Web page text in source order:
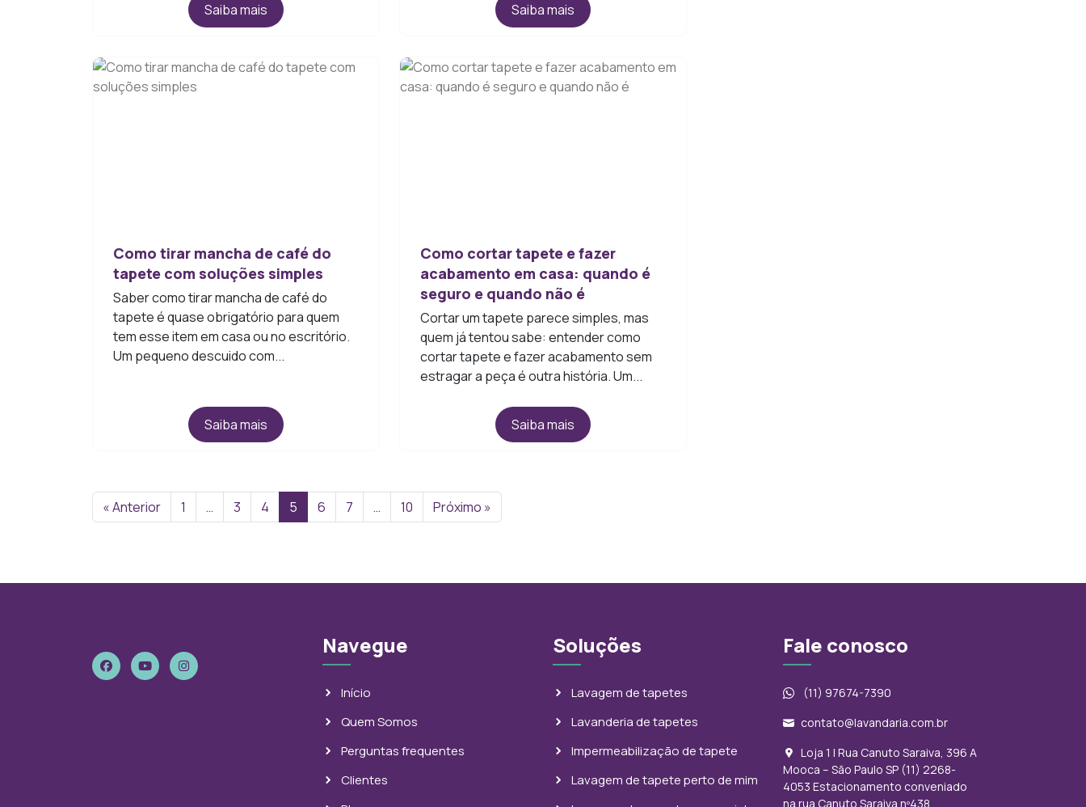
Saiba mais Saiba mais
Como tirar mancha de café do
tapete com soluções simples
Saber como tirar mancha de café do
tapete é quase obrigatório para quem
tem esse item em casa ou no escritório.
Um pequeno descuido com...
Saiba mais
Como cortar tapete e fazer
acabamento em casa: quando é
seguro e quando não é
Cortar um tapete parece simples, mas
quem já tentou sabe: entender como
cortar tapete e fazer acabamento sem
estragar a peça é outra história. Um...
Saiba mais
« Anterior 1 … 3 4 5 6 7 … 10 Próximo »
Navegue
Início
Quem Somos
Perguntas frequentes
Clientes
Soluções
Lavagem de tapetes
Lavanderia de tapetes
Impermeabilização de tapete
Lavagem de tapete perto de mim
Fale conosco
(11) 97674-7390
contato@lavandaria.com.br
Loja 1 | Rua Canuto Saraiva, 396 A
Mooca – São Paulo SP (11) 2268-
4053 Estacionamento conveniado
na rua Canuto Saraiva nº438